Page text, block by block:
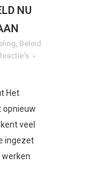
NU
, Beleid
Het
opnieuw
veel
ingezet
werken